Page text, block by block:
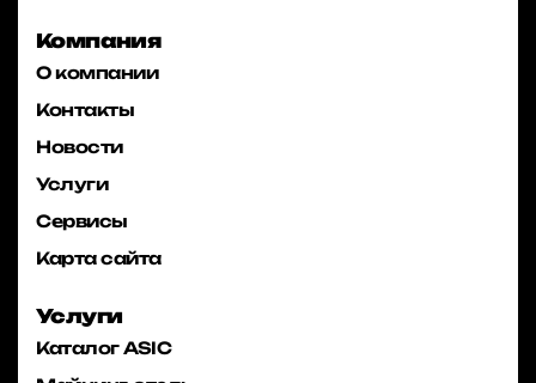
Компания
О компании
Контакты
Новости
Услуги
Сервисы
Карта сайта
Услуги
Каталог ASIC